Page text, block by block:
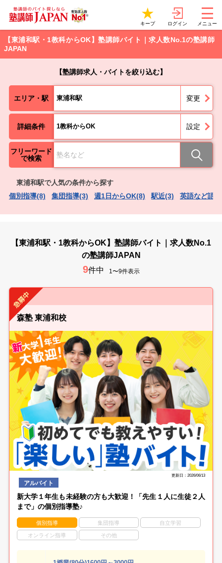
キープ ログイン メニュー
【東浦和駅・1教科からOK】塾講師バイト｜求人数No.1の塾講師
JAPAN
【塾講師求人・バイトを絞り込む】
エリア・駅 東浦和駅 変更
詳細条件 1教科からOK 設定
フリーワード
で検索
東浦和駅で人気の条件から探す
個別指導(8)
集団指導(3) 週1日からOK(8) 駅近(3) 英語など語
【東浦和駅・1教科からOK】塾講師バイト｜求人数No.1
の塾講師JAPAN
9件中 1〜9件表示
森塾 東浦和校
更新日：2026/06/13
アルバイト
新大学１年生も未経験の方も大歓迎！「先生１人に生徒２人
まで」の個別指導塾♪
個別指導 集団指導 自立学習
オンライン指導 その他